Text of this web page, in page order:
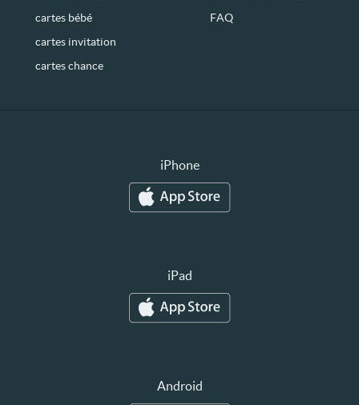
cartes bébé
cartes invitation
cartes chance
FAQ
iPhone
iPad
Android